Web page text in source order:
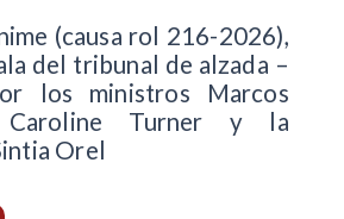
(causa rol 216-2026),
del tribunal de alzada –
los ministros Marcos
Caroline Turner y la
Orel